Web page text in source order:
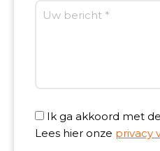
Ik ga akkoord met
Lees hier onze privacy